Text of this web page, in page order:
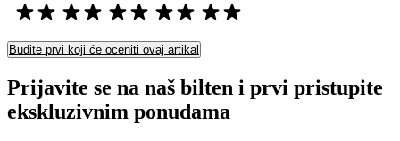
Budite prvi koji će oceniti ovaj artikal
Prijavite se na naš bilten i prvi pristupite
ekskluzivnim ponudama